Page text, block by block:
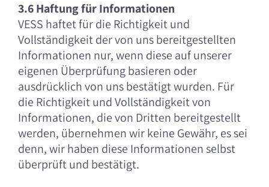
3.6 Haftung für Informationen
VESS haftet für die Richtigkeit und
Vollständigkeit der von uns bereitgestellten
Informationen nur, wenn diese auf unserer
eigenen Überprüfung basieren oder
ausdrücklich von uns bestätigt wurden. Für
die Richtigkeit und Vollständigkeit von
Informationen, die von Dritten bereitgestellt
werden, übernehmen wir keine Gewähr, es sei
denn, wir haben diese Informationen selbst
überprüft und bestätigt.